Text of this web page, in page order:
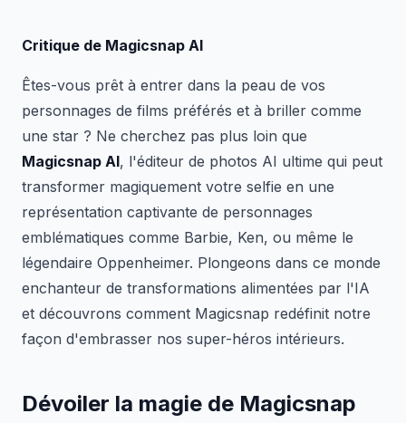
Critique de Magicsnap AI
Êtes-vous prêt à entrer dans la peau de vos
personnages de films préférés et à briller comme
une star ? Ne cherchez pas plus loin que
Magicsnap AI, l'éditeur de photos AI ultime qui peut
transformer magiquement votre selfie en une
représentation captivante de personnages
emblématiques comme Barbie, Ken, ou même le
légendaire Oppenheimer. Plongeons dans ce monde
enchanteur de transformations alimentées par l'IA
et découvrons comment Magicsnap redéfinit notre
façon d'embrasser nos super-héros intérieurs.
Dévoiler la magie de Magicsnap